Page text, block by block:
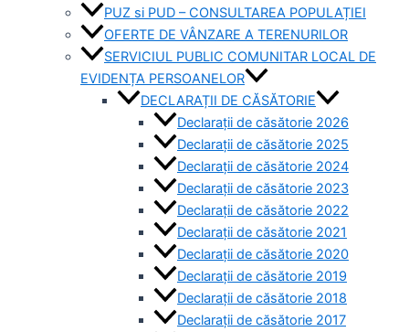
PUZ si PUD – CONSULTAREA POPULAȚIEI
OFERTE DE VÂNZARE A TERENURILOR
SERVICIUL PUBLIC COMUNITAR LOCAL DE
EVIDENȚA PERSOANELOR
DECLARAȚII DE CĂSĂTORIE
Declarații de căsătorie 2026
Declarații de căsătorie 2025
Declarații de căsătorie 2024
Declarații de căsătorie 2023
Declarații de căsătorie 2022
Declarații de căsătorie 2021
Declarații de căsătorie 2020
Declarații de căsătorie 2019
Declarații de căsătorie 2018
Declarații de căsătorie 2017